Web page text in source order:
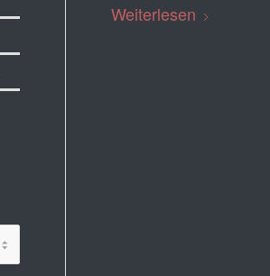
Weiterlesen